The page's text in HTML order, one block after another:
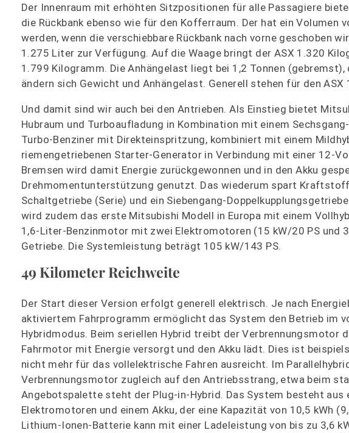
Der Innenraum mit erhöhten Sitzpositionen für alle Passagiere
die Rückbank ebenso wie für den Kofferraum. Der hat ein
werden, wenn die verschiebbare Rückbank nach vorne geschoben
1.275 Liter zur Verfügung. Auf die Waage bringt der ASX 1.320
1.799 Kilogramm. Die Anhängelast liegt bei 1,2 Tonnen
ändern sich Gewicht und Anhängelast. Generell stehen für den
Und damit sind wir auch bei den Antrieben. Als Einstieg bietet
Hubraum und Turboaufladung in Kombination mit einem
Turbo-Benziner mit Direkteinspritzung, kombiniert mit einem
riemengetriebenen Starter-Generator in Verbindung mit einer 12-
Bremsen wird damit Energie zurückgewonnen und in den Akku
Drehmomentunterstützung genutzt. Das wiederum spart
Schaltgetriebe (Serie) und ein Siebengang-
wird zudem das erste Mitsubishi Modell in Europa mit einem
1,6-Liter-Benzinmotor mit zwei Elektromotoren (15 kW/20 PS und
Getriebe. Die Systemleistung beträgt 105 kW/143 PS.
49 Kilometer Reichweite
Der Start dieser Version erfolgt generell elektrisch. Je nach
aktiviertem Fahrprogramm ermöglicht das System den Betrieb im
Hybridmodus. Beim seriellen Hybrid treibt der Verbrennungsmotor
Fahrmotor mit Energie versorgt und den Akku lädt. Dies ist
nicht mehr für das vollelektrische Fahren ausreicht. Im
Verbrennungsmotor zugleich auf den Antriebsstrang, etwa beim
Angebotspalette steht der Plug-in-Hybrid. Das System besteht
Elektromotoren und einem Akku, der eine Kapazität von 10,5 kWh
Lithium-Ionen-Batterie kann mit einer Ladeleistung von bis zu 3,6